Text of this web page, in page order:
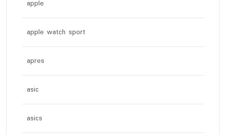
apple
apple watch sport
apres
asic
asics